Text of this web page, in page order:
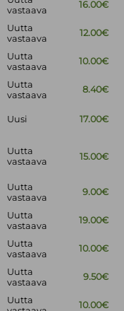
vastaava
16.00€
Uutta
vastaava
12.00€
Uutta
vastaava
10.00€
Uutta
vastaava
8.40€
Uusi 17.00€
Uutta
vastaava
15.00€
Uutta
vastaava
9.00€
Uutta
vastaava
19.00€
Uutta
vastaava
10.00€
Uutta
vastaava
9.50€
Uutta
10.00€